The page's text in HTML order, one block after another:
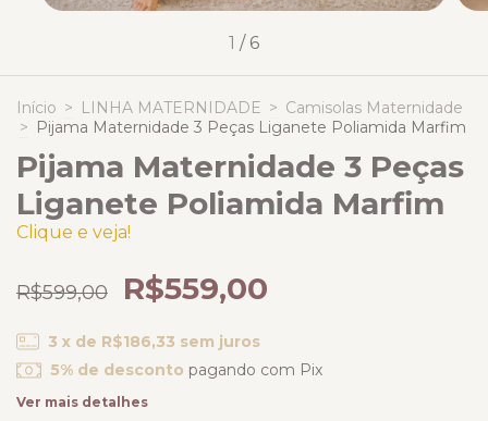
1 / 6
Início > LINHA MATERNIDADE > Camisolas Maternidade
> Pijama Maternidade 3 Peças Liganete Poliamida Marfim
Pijama Maternidade 3 Peças
Liganete Poliamida Marfim
Clique e veja!
R$599,00 R$559,00
3 x de R$186,33 sem juros
5% de desconto pagando com Pix
Ver mais detalhes